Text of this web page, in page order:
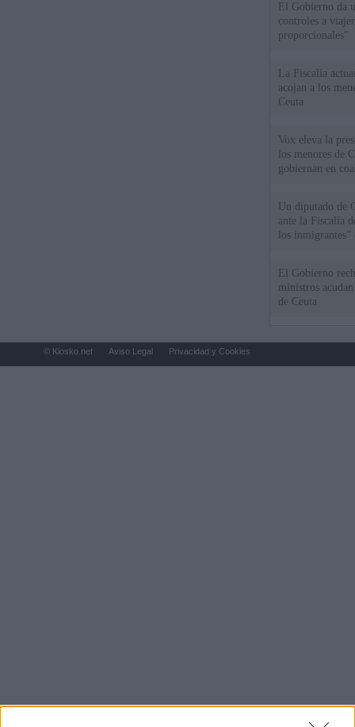
El Gobierno da
controles a
proporcionales"
La Fiscalía
acojan a los
Ceuta
Vox eleva la
los menores de
gobiernan en
Un diputado de
ante la Fiscalía
los inmigrantes”
El Gobierno
ministros
de Ceuta
© Kiosko.net Aviso Legal Privacidad y Cookies